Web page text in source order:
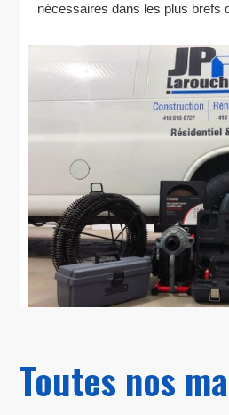
nécessaires dans les plus brefs
Toutes nos